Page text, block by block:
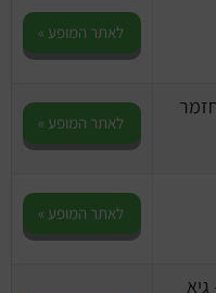
לאתר המופע »
לאתר המופע »
לאתר המופע »